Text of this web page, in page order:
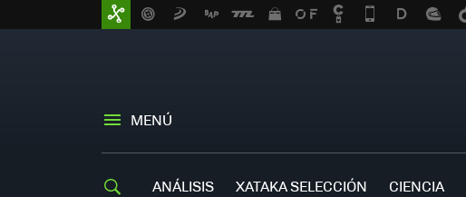
MENÚ
ANÁLISIS XATAKA SELECCIÓN CIENCIA